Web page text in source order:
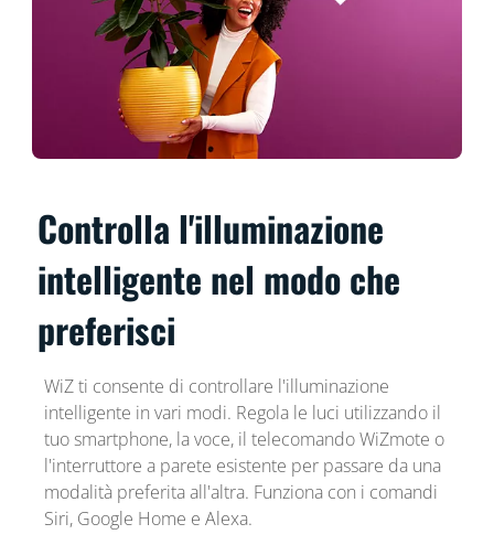
Controlla l'illuminazione
intelligente nel modo che
preferisci
WiZ ti consente di controllare l'illuminazione
intelligente in vari modi. Regola le luci utilizzando il
tuo smartphone, la voce, il telecomando WiZmote o
l'interruttore a parete esistente per passare da una
modalità preferita all'altra. Funziona con i comandi
Siri, Google Home e Alexa.